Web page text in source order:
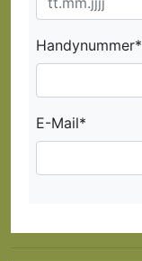
Handynummer*
E-Mail*